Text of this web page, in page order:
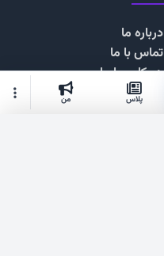
پلاس من
درباره ما
تماس با ما
همکاری با ما
تبلیغات